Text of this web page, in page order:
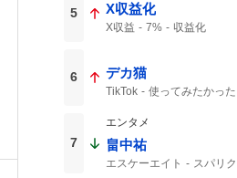
5 X収益化
X収益 7% 収益化
6 デカ猫
TikTok 使ってみたかった
7
エンタメ
畠中祐
エスケーエイト スパリク